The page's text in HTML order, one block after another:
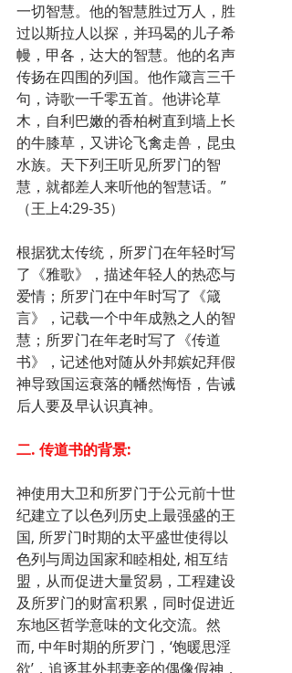
一切智慧。他的智慧胜过万人，胜
过以斯拉人以探，并玛曷的儿子希
幔，甲各，达大的智慧。他的名声
传扬在四围的列国。他作箴言三千
句，诗歌一千零五首。他讲论草
木，自利巴嫩的香柏树直到墙上长
的牛膝草，又讲论飞禽走兽，昆虫
水族。天下列王听见所罗门的智
慧，就都差人来听他的智慧话。”
（王上4:29-35）
根据犹太传统，所罗门在年轻时写
了《雅歌》，描述年轻人的热恋与
爱情；所罗门在中年时写了《箴
言》，记载一个中年成熟之人的智
慧；所罗门在年老时写了《传道
书》，记述他对随从外邦嫔妃拜假
神导致国运衰落的幡然悔悟，告诫
后人要及早认识真神。
二. 传道书的背景:
神使用大卫和所罗门于公元前十世
纪建立了以色列历史上最强盛的王
国, 所罗门时期的太平盛世使得以
色列与周边国家和睦相处, 相互结
盟，从而促进大量贸易，工程建设
及所罗门的财富积累，同时促进近
东地区哲学意味的文化交流。然
而, 中年时期的所罗门，‘饱暖思淫
欲’，追逐其外邦妻妾的偶像假神，